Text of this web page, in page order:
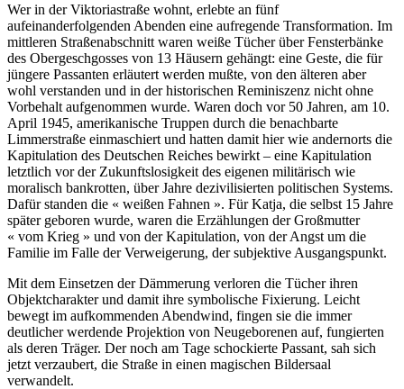
Wer in der Viktoriastraße wohnt, erlebte an fünf
aufeinanderfolgenden Abenden eine aufregende Transformation. Im
mittleren Straßenabschnitt waren weiße Tücher über Fensterbänke
des Obergeschgosses von 13 Häusern gehängt: eine Geste, die für
jüngere Passanten erläutert werden mußte, von den älteren aber
wohl verstanden und in der historischen Reminiszenz nicht ohne
Vorbehalt aufgenommen wurde. Waren doch vor 50 Jahren, am 10.
April 1945, amerikanische Truppen durch die benachbarte
Limmerstraße einmaschiert und hatten damit hier wie andernorts die
Kapitulation des Deutschen Reiches bewirkt – eine Kapitulation
letztlich vor der Zukunftslosigkeit des eigenen militärisch wie
moralisch bankrotten, über Jahre dezivilisierten politischen Systems.
Dafür standen die « weißen Fahnen ». Für Katja, die selbst 15 Jahre
später geboren wurde, waren die Erzählungen der Großmutter
« vom Krieg » und von der Kapitulation, von der Angst um die
Familie im Falle der Verweigerung, der subjektive Ausgangspunkt.
Mit dem Einsetzen der Dämmerung verloren die Tücher ihren
Objektcharakter und damit ihre symbolische Fixierung. Leicht
bewegt im aufkommenden Abendwind, fingen sie die immer
deutlicher werdende Projektion von Neugeborenen auf, fungierten
als deren Träger. Der noch am Tage schockierte Passant, sah sich
jetzt verzaubert, die Straße in einen magischen Bildersaal
verwandelt.